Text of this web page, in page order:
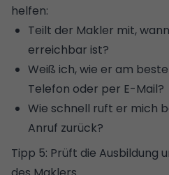
helfen:
Teilt der Makler mit,
erreichbar ist?
Weiß ich, wie er am
Telefon oder per E-Mail?
Wie schnell ruft er mich
Anruf zurück?
Tipp 5: Prüft die Ausbildung